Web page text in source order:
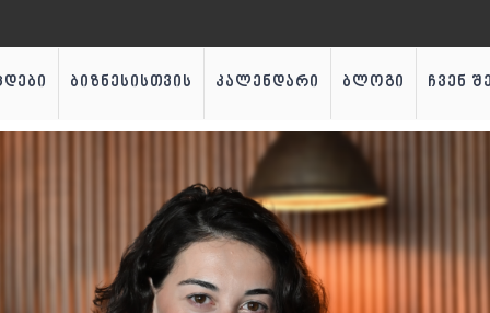
ბიზნესისთვის კალენდარი ბლოგი ჩვენ